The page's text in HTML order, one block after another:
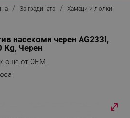
За градината Хамаци и люлки
насекоми черен AG233I,
Kg, Черен
още от OEM